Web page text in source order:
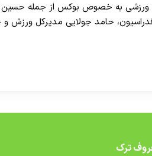
ورزشی به خصوص بوکس از جمله حسین
حامد جولایی مدیرکل ورزش